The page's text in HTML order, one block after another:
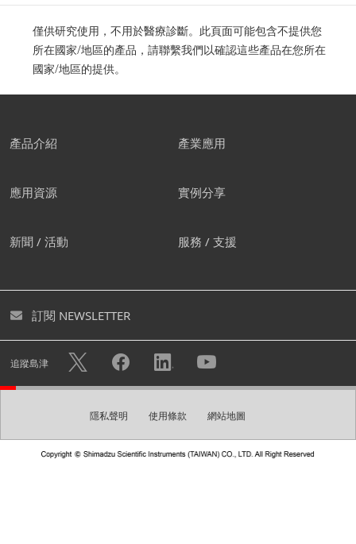
公司地址
我們建議您創建屬於自己的帳
您可透過創建免費帳號下載各式型錄及進入個人頁面。您亦
使用帳戶註冊的個人資訊將可用於 隱私權政策
的，例如發送電子報。
創建帳號
僅供研究使用，不用於醫療診斷。此頁面可能包含不提供您
所在國家/地區的產品，請聯繫我們以確認這些產品在您所在
國家/地區的提供。
產品介紹 產業應用
應用資源 實例分享
新聞 / 活動 服務 / 支援
訂閱 NEWSLETTER
追蹤島津
隱私聲明 使用條款 網站地圖